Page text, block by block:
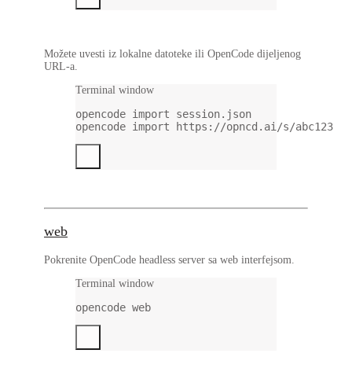
Možete uvesti iz lokalne datoteke ili OpenCode dijeljenog
URL-a.
Terminal window
opencode import
session.json
opencode import https://opncd.ai/s/abc123
web
Pokrenite OpenCode headless server sa web interfejsom.
Terminal window
opencode web